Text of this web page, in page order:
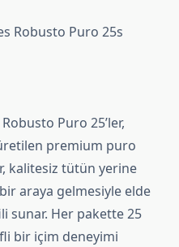
Robusto Puro 25s
Puro 25’ler,
premium puro
kalitesiz tütün yerine
araya gelmesiyle elde
sunar. Her pakette 25
bir içim deneyimi